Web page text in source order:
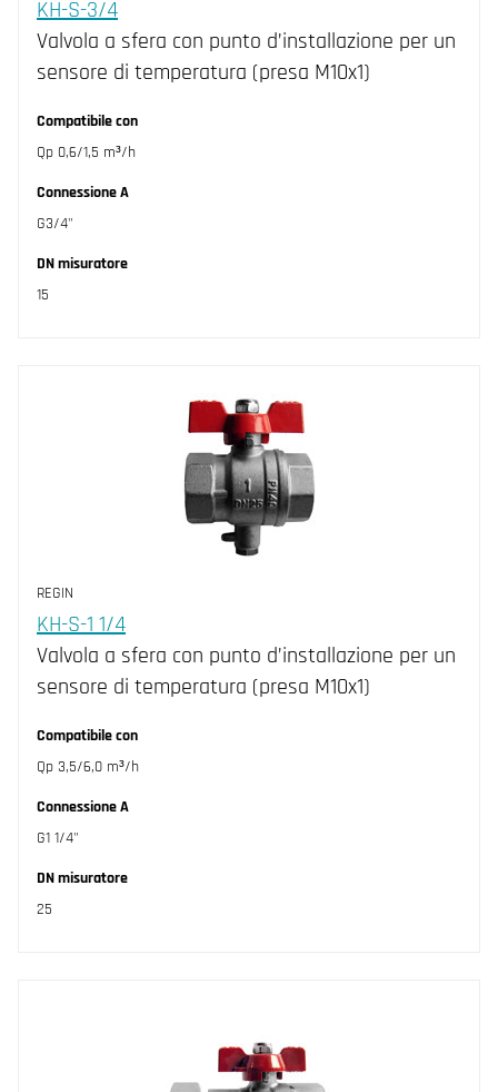
KH-S-3/4
Valvola a sfera con punto d’installazione per un
sensore di temperatura (presa M10x1)
Compatibile con
Qp 0,6/1,5 m³/h
Connessione A
G3/4"
DN misuratore
15
REGIN
KH-S-1 1/4
Valvola a sfera con punto d’installazione per un
sensore di temperatura (presa M10x1)
Compatibile con
Qp 3,5/6,0 m³/h
Connessione A
G1 1/4"
DN misuratore
25